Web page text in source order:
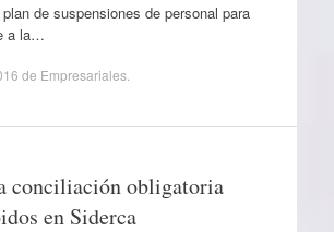
de suspensiones de personal para
a la…
de Empresariales.
conciliación obligatoria
en Siderca